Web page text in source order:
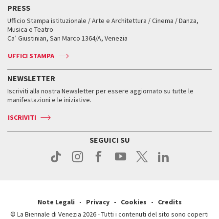
FAQ
Servizi al pubblico
Come raggiungerci
Press
Edizioni passate
Orari e sedi
Accrediti
Come raggiungerci
Orari e sedi
Biglietti
Accrediti
Come raggiungerci
Contatti
Press
Accrediti
Servizi al pubblico
Come raggiungerci
Press
Workshop di critica teatrale
Leone d’oro alla carriera
Leone d’argento
Edizioni passate
Orari e sedi
Biglietti
Servizi al pubblico
Come raggiungerci
Contatti
Mostre Virtuali
Fondi e Collezioni
Biennale College ASAC
ASAC DATI
Storia
Orari e sedi
PRESS
Ufficio Stampa istituzionale / Arte e Architettura / Cinema / Danza,
Musica e Teatro
Ca’ Giustinian, San Marco 1364/A, Venezia
UFFICI STAMPA
NEWSLETTER
Iscriviti alla nostra Newsletter per essere aggiornato su tutte le
manifestazioni e le iniziative.
ISCRIVITI
SEGUICI SU
Note Legali Privacy Cookies
Credits
© La Biennale di Venezia 2026 - Tutti i contenuti del sito sono coperti